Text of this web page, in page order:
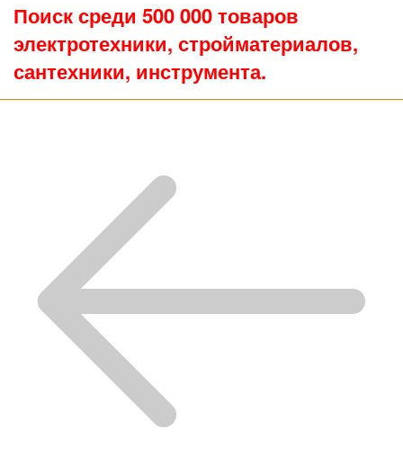
Поиск среди 500 000 товаров
электротехники, стройматериалов,
сантехники, инструмента.